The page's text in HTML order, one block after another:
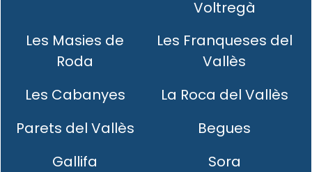
Voltregà
Les Masies de
Roda
Les Franqueses del
Vallès
Les Cabanyes
La Roca del Vallès
Parets del Vallès
Begues
Gallifa
Sora